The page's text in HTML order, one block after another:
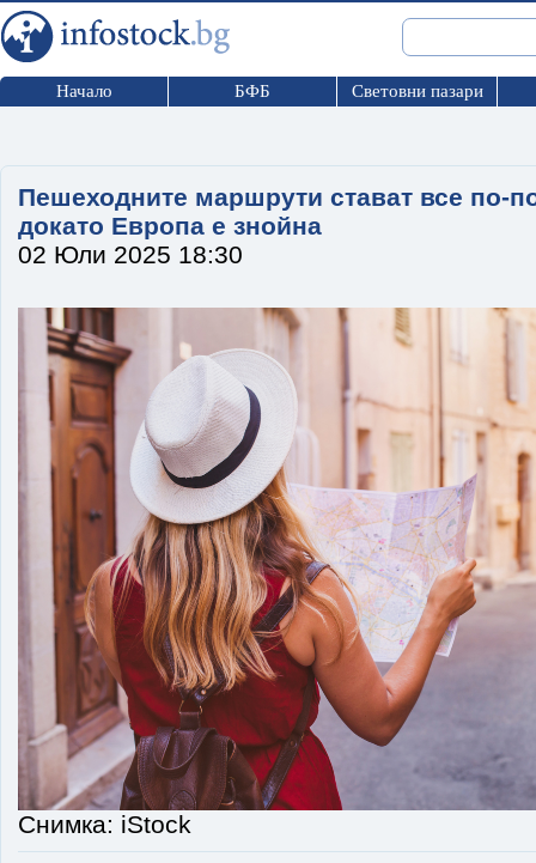
Начало БФБ Световни пазари
Пешеходните маршрути стават все по-
докато Европа е знойна
02 Юли 2025 18:30
Снимка: iStock